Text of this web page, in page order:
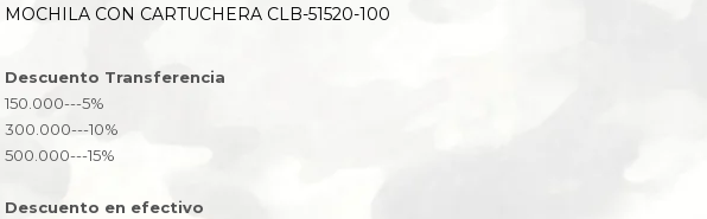
MOCHILA CON CARTUCHERA CLB-51520-100
Descuento Transferencia
150.000---5%
300.000---10%
500.000---15%
Descuento en efectivo